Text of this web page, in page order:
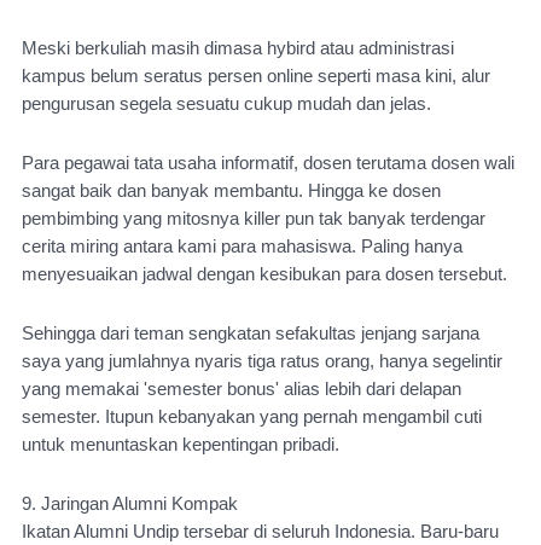
Meski berkuliah masih dimasa hybird atau administrasi
kampus belum seratus persen online seperti masa kini, alur
pengurusan segela sesuatu cukup mudah dan jelas.
Para pegawai tata usaha informatif, dosen terutama dosen wali
sangat baik dan banyak membantu. Hingga ke dosen
pembimbing yang mitosnya killer pun tak banyak terdengar
cerita miring antara kami para mahasiswa. Paling hanya
menyesuaikan jadwal dengan kesibukan para dosen tersebut.
Sehingga dari teman sengkatan sefakultas jenjang sarjana
saya yang jumlahnya nyaris tiga ratus orang, hanya segelintir
yang memakai 'semester bonus' alias lebih dari delapan
semester. Itupun kebanyakan yang pernah mengambil cuti
untuk menuntaskan kepentingan pribadi.
9. Jaringan Alumni Kompak
Ikatan Alumni Undip tersebar di seluruh Indonesia. Baru-baru